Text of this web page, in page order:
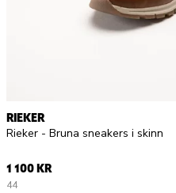
RIEKER
Rieker - Bruna sneakers i skinn
1 100 KR
44